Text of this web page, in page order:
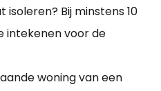
Bij minstens 10
intekenen voor de
woning van een